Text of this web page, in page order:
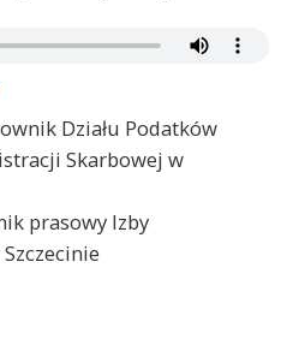
Działu Podatków
Skarbowej w
prasowy Izby